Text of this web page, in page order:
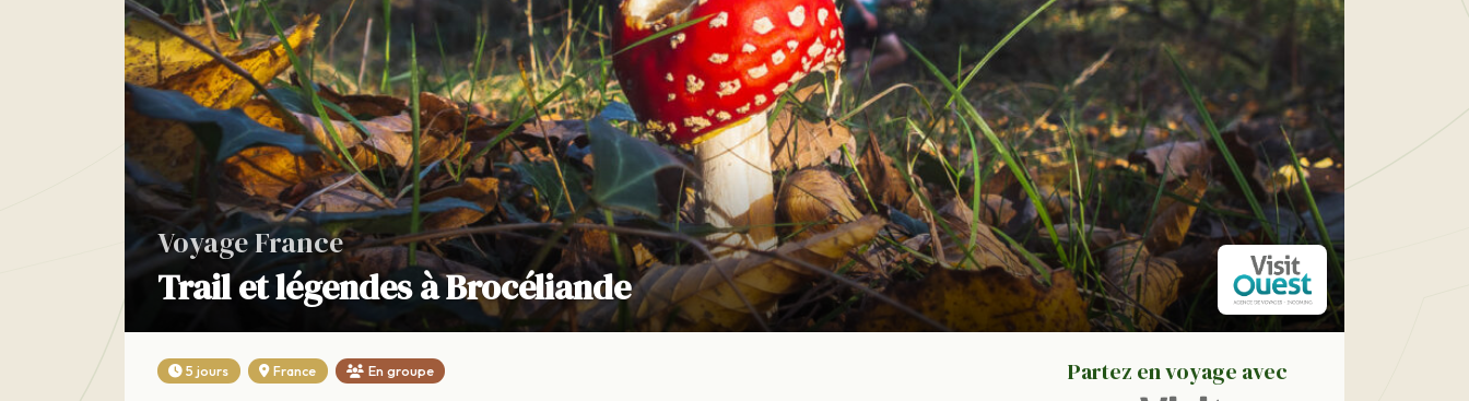
Voyage France
Trail et légendes à Brocéliande
5 jours France En groupe Partez en voyage avec